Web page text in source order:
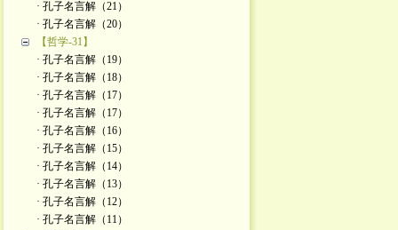
· 孔子名言解（21）
· 孔子名言解（20）
【哲学-31】
· 孔子名言解（19）
· 孔子名言解（18）
· 孔子名言解（17）
· 孔子名言解（17）
· 孔子名言解（16）
· 孔子名言解（15）
· 孔子名言解（14）
· 孔子名言解（13）
· 孔子名言解（12）
· 孔子名言解（11）